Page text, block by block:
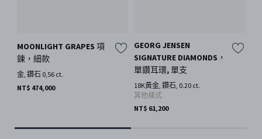
MOONLIGHT GRAPES 項
鍊，細款
金, 鑽石 0,56 ct.
NT$ 474,000
GEORG JENSEN
SIGNATURE DIAMONDS，
單鑽耳環, 單支
18K黃金, 鑽石, 0.20 ct.
其他樣式
NT$ 61,200